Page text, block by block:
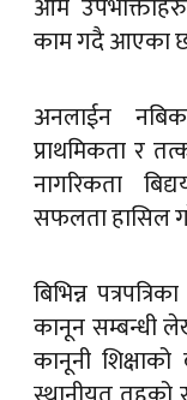
आम
काम गदै आएका
अनलाईन
प्राथमिकता र
नागरिकता
सफलता हासिल
बिभिन्न
कानून सम्बन्धी
कानूनी